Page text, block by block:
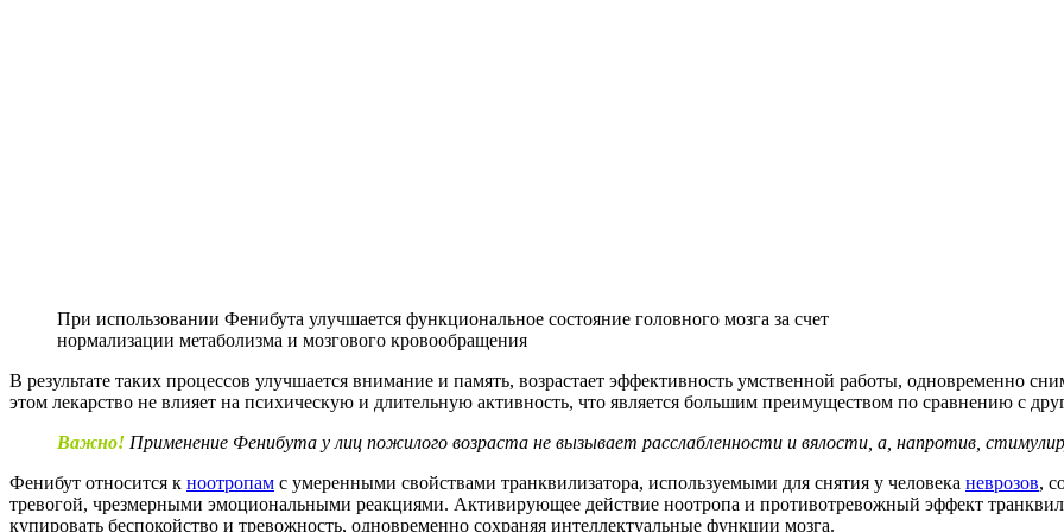
При использовании Фенибута улучшается функциональное состояние головного мозга за счет
нормализации метаболизма и мозгового кровообращения
В результате таких процессов улучшается внимание и память, возрастает эффективность умственной работы, одновременно
этом лекарство не влияет на психическую и длительную активность, что является большим преимуществом по сравнению с
Важно! Применение Фенибута у лиц пожилого возраста не вызывает расслабленности и вялости, а, напротив,
Фенибут относится к ноотропам с умеренными свойствами транквилизатора, используемыми для снятия у человека неврозов,
тревогой, чрезмерными эмоциональными реакциями. Активирующее действие ноотропа и противотревожный эффект
купировать беспокойство и тревожность, одновременно сохраняя интеллектуальные функции мозга.